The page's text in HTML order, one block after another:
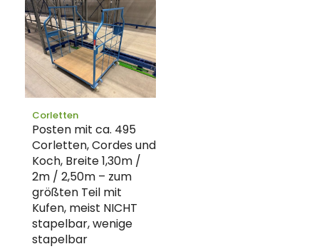
Corletten
Posten mit ca. 495
Corletten, Cordes und
Koch, Breite 1,30m /
2m / 2,50m – zum
größten Teil mit
Kufen, meist NICHT
stapelbar, wenige
stapelbar